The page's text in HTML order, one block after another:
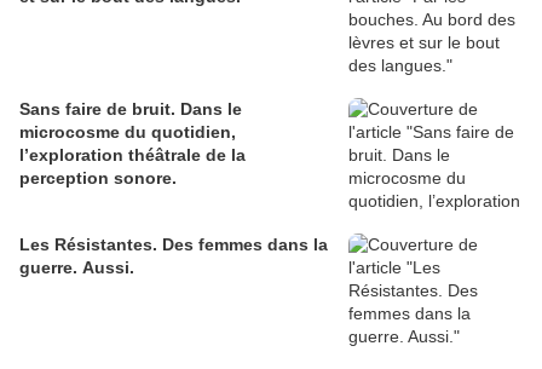
Sans faire de bruit. Dans le
microcosme du quotidien,
l’exploration théâtrale de la
perception sonore.
Les Résistantes. Des femmes dans la
guerre. Aussi.